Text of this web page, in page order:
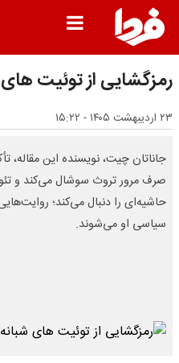
رمزگشایی از توئیت
۲۳ اردیبهشت ۱۴۰۵ - ۱۵:۲۲
جاناتان چیت، نویسنده این مقاله،
صرف مرور تروث سوشال می‌کند و
حاشیه‌ای را دنبال می‌کند؛
سیاسی او می‌شوند.